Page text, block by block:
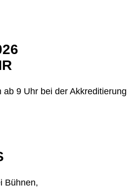
9 Uhr bei der Akkreditierung
Bühnen,